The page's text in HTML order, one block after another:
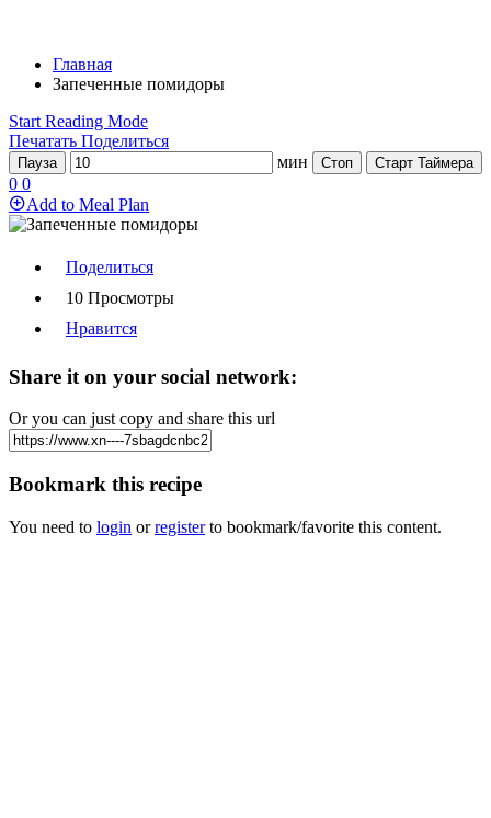
Главная
Запеченные помидоры
Start Reading Mode
Печатать Поделиться
Пауза мин Стоп Старт Таймера
0 0
Add to Meal Plan
Поделиться
10 Просмотры
Нравится
Share it on your social network:
Or you can just copy and share this url
Bookmark this recipe
You need to login orregisterto bookmark/favorite this content.